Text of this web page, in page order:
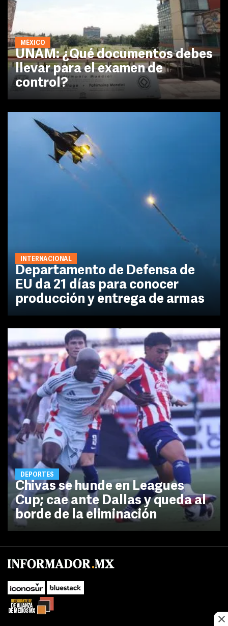
MÉXICO
UNAM: ¿Qué documentos debes
llevar para el examen de
control?
INTERNACIONAL
Departamento de Defensa de
EU da 21 días para conocer
producción y entrega de armas
DEPORTES
Chivas se hunde en Leagues
Cup; cae ante Dallas y queda al
borde de la eliminación